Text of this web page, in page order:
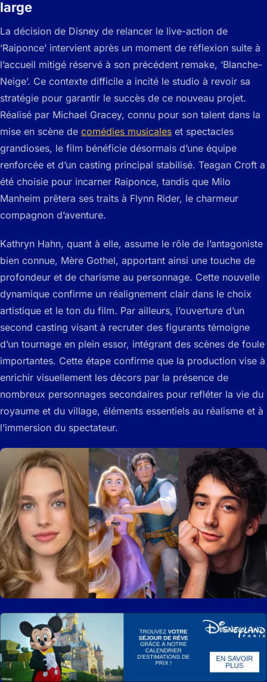
large
La décision de Disney de relancer le live-action de
‘Raiponce’ intervient après un moment de réflexion suite à
l’accueil mitigé réservé à son précédent remake, ‘Blanche-
Neige’. Ce contexte difficile a incité le studio à revoir sa
stratégie pour garantir le succès de ce nouveau projet.
Réalisé par Michael Gracey, connu pour son talent dans la
mise en scène de comédies musicales et spectacles
grandioses, le film bénéficie désormais d’une équipe
renforcée et d’un casting principal stabilisé. Teagan Croft a
été choisie pour incarner Raiponce, tandis que Milo
Manheim prêtera ses traits à Flynn Rider, le charmeur
compagnon d’aventure.
Kathryn Hahn, quant à elle, assume le rôle de l’antagoniste
bien connue, Mère Gothel, apportant ainsi une touche de
profondeur et de charisme au personnage. Cette nouvelle
dynamique confirme un réalignement clair dans le choix
artistique et le ton du film. Par ailleurs, l’ouverture d’un
second casting visant à recruter des figurants témoigne
d’un tournage en plein essor, intégrant des scènes de foule
importantes. Cette étape confirme que la production vise à
enrichir visuellement les décors par la présence de
nombreux personnages secondaires pour refléter la vie du
royaume et du village, éléments essentiels au réalisme et à
l’immersion du spectateur.